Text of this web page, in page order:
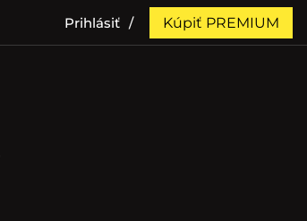
Prihlásiť Kúpiť PREMIUM